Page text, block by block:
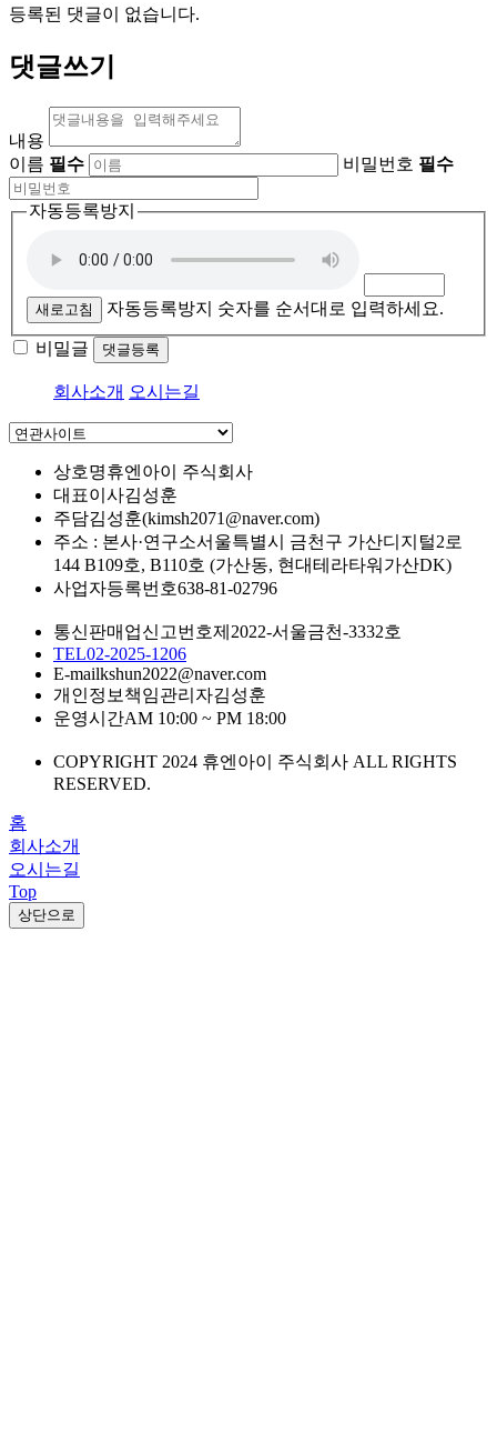
등록된 댓글이 없습니다.
댓글쓰기
내용
이름 필수 비밀번호 필수
자동등록방지
새로고침 자동등록방지 숫자를 순서대로 입력하세요.
비밀글 댓글등록
회사소개 오시는길
상호명휴엔아이 주식회사
대표이사김성훈
주담김성훈(kimsh2071@naver.com)
주소 : 본사·연구소서울특별시 금천구 가산디지털2로
144 B109호, B110호 (가산동, 현대테라타워가산DK)
사업자등록번호638-81-02796
통신판매업신고번호제2022-서울금천-3332호
TEL02-2025-1206
E-mailkshun2022@naver.com
개인정보책임관리자김성훈
운영시간AM 10:00 ~ PM 18:00
COPYRIGHT 2024 휴엔아이 주식회사 ALL RIGHTS
RESERVED.
홈
회사소개
오시는길
Top
상단으로